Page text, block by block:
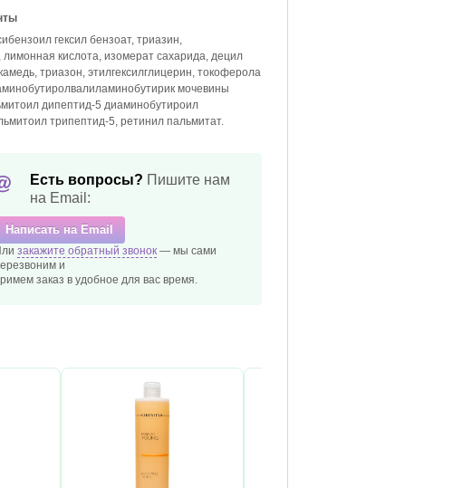
гексил бензоат, триазин,
лимонная кислота, изомерат сахарида, децил
триазон, этилгексилглицерин, токоферола
мочевины
дипептид-5 диаминобутироил
трипептид-5, ретинил пальмитат.
Есть вопросы? Пишите нам
на Email:
Написать на Email
закажите обратный звонок— мы сами
и
заказ в удобное для вас время.